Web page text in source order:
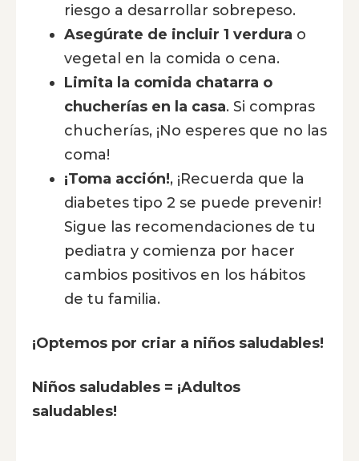
riesgo a desarrollar sobrepeso.
Asegúrate de incluir 1 verdura o
vegetal en la comida o cena.
Limita la comida chatarra o
chucherías en la casa. Si compras
chucherías, ¡No esperes que no las
coma!
¡Toma acción!, ¡Recuerda que la
diabetes tipo 2 se puede prevenir!
Sigue las recomendaciones de tu
pediatra y comienza por hacer
cambios positivos en los hábitos
de tu familia.
¡Optemos por criar a niños saludables!
Niños saludables = ¡Adultos
saludables!